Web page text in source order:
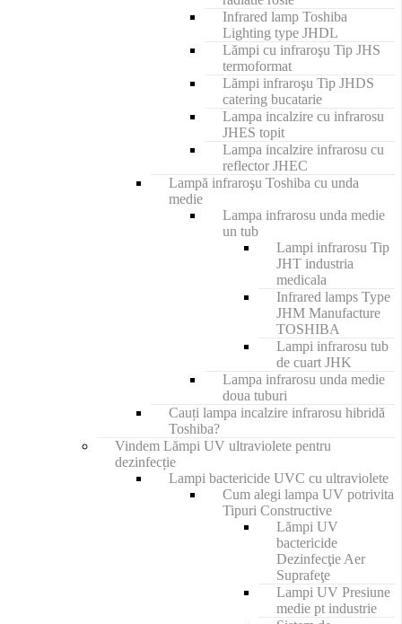
Infrared lamp Toshiba
Lighting type JHDL
Lămpi cu infraroşu Tip JHS
termoformat
Lămpi infraroşu Tip JHDS
catering bucatarie
Lampa incalzire cu infrarosu
JHES topit
Lampa incalzire infrarosu cu
reflector JHEC
Lampă infraroşu Toshiba cu unda
medie
Lampa infrarosu unda medie
un tub
Lampi infrarosu Tip
JHT industria
medicala
Infrared lamps Type
JHM Manufacture
TOSHIBA
Lampi infrarosu tub
de cuart JHK
Lampa infrarosu unda medie
doua tuburi
Cauți lampa incalzire infrarosu hibridă
Toshiba?
Vindem Lămpi UV ultraviolete pentru
dezinfecție
Lampi bactericide UVC cu ultraviolete
Cum alegi lampa UV potrivita
Tipuri Constructive
Lămpi UV
bactericide
Dezinfecţie Aer
Suprafeţe
Lampi UV Presiune
medie pt industrie